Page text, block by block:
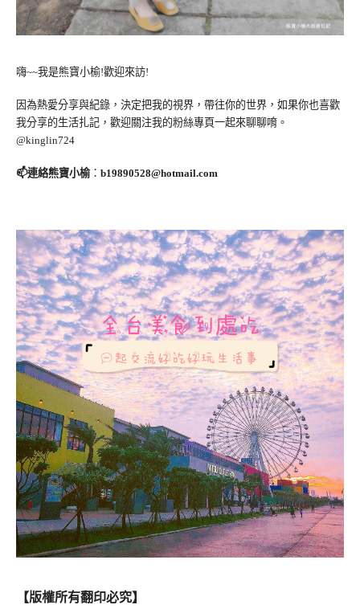
嗨~~我是熊寶小榆!歡迎來訪!
因為熱愛分享與紀錄，決定把我的視界，帶往你的世界，如果你也喜歡
我分享的生活扎記，歡迎關注我的粉絲專頁一起來聊聊唷。
@kinglin724
📫連絡熊寶小榆： b19890528@hotmail.com
【版權所有翻印必究】